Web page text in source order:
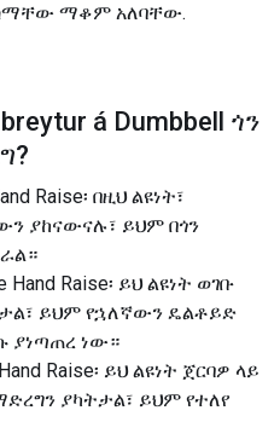
ማቆም አለባቸው.
á Dumbbell ጎን
?
Raise፡ በዚህ ልዩነት፣
ያከናውናሉ፣ ይህም በጎን
Hand Raise፡ ይህ ልዩነት ወገቡ
ይህም የኋለኛውን ዴልቶይድ
ያነጣጠረ ነው።
Raise፡ ይህ ልዩነት ጀርባዎ ላይ
ያካትታል፣ ይህም የተለየ